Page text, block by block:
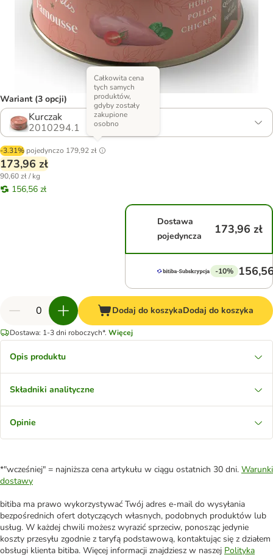
Wariant (3 opcji)
Kurczak
2010294.1
-3.31% pojedynczo 179,92 zł
Całkowita cena
tych samych
produktów,
gdyby zostały
zakupione
osobno
173,96 zł
90,60 zł / kg
156,56 zł
Dostawa
pojedyncza
173,96 zł
-10%
Dodaj do koszykaDodaj do koszyka
Dostawa: 1-3 dni roboczych*. Więcej
Opis produktu
Składniki analityczne
Opinie
*"wcześniej" = najniższa cena artykułu w ciągu ostatnich 30 dni. Warunki
dostawy
bitiba ma prawo wykorzystywać Twój adres e-mail do wysyłania
bezpośrednich ofert dotyczących własnych, podobnych produktów lub
usług. W każdej chwili możesz wyrazić sprzeciw, ponosząc jedynie
koszty przesyłu zgodnie z taryfą podstawową, kontaktując się z działem
obsługi klienta bitiba. Więcej informacji znajdziesz w naszej Polityka